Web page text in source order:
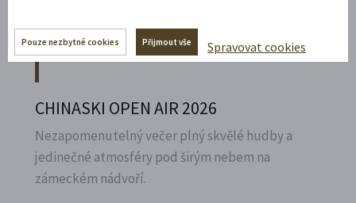
15. 8. 2026
CHINASKI OPEN AIR 2026
Nezapomenutelný večer plný skvělé hudby a
jedinečné atmosféry pod širým nebem na
zámeckém nádvoří.
Pouze nezbytné cookies Přijmout vše Spravovat cookies